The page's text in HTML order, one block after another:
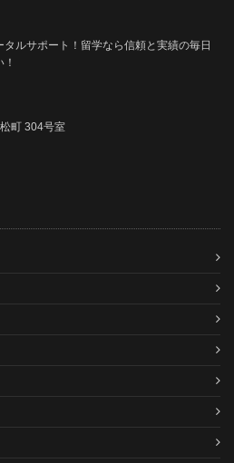
ルサポート！留学なら信頼と実績の毎日
町 304号室